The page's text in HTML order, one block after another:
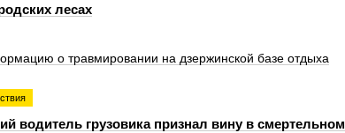
лесах
о травмировании на дзержинской базе отдыха
водитель грузовика признал вину в смертельном